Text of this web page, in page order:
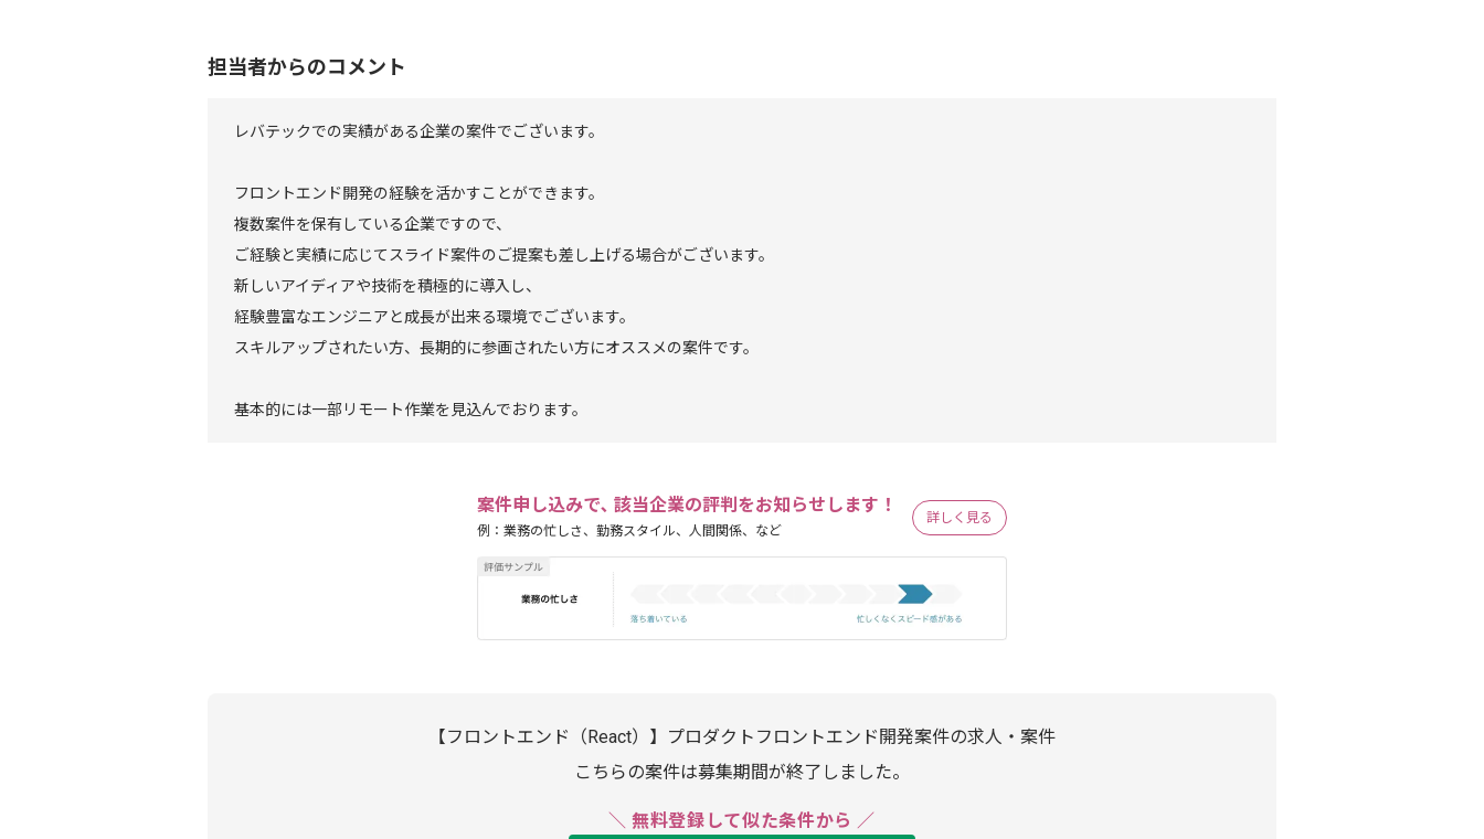
担当者からのコメント
レバテックでの実績がある企業の案件でございます。
フロントエンド開発の経験を活かすことができます。
複数案件を保有している企業ですので、
ご経験と実績に応じてスライド案件のご提案も差し上げる場合がございます。
新しいアイディアや技術を積極的に導入し、
経験豊富なエンジニアと成長が出来る環境でございます。
スキルアップされたい方、長期的に参画されたい方にオススメの案件です。
基本的には一部リモート作業を見込んでおります。
案件申し込みで､ 該当企業の評判をお知らせします！
例：業務の忙しさ、勤務スタイル、人間関係、など
詳しく見る
【フロントエンド（React）】プロダクトフロントエンド開発案件の求人・案件
こちらの案件は募集期間が終了しました。
＼ 無料登録して似た条件から ／